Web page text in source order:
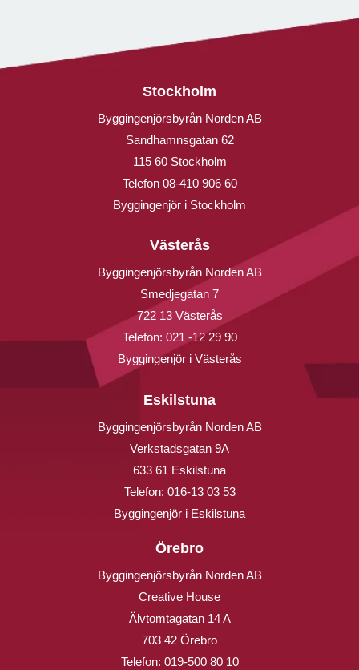
Stockholm
Byggingenjörsbyrån Norden AB
Sandhamnsgatan 62
115 60 Stockholm
Telefon 08-410 906 60
Byggingenjör i Stockholm
Västerås
Byggingenjörsbyrån Norden AB
Smedjegatan 7
722 13 Västerås
Telefon: 021 -12 29 90
Byggingenjör i Västerås
Eskilstuna
Byggingenjörsbyrån Norden AB
Verkstadsgatan 9A
633 61 Eskilstuna
Telefon: 016-13 03 53
Byggingenjör i Eskilstuna
Örebro
Byggingenjörsbyrån Norden AB
Creative House
Älvtomtagatan 14 A
703 42 Örebro
Telefon: 019-500 80 10